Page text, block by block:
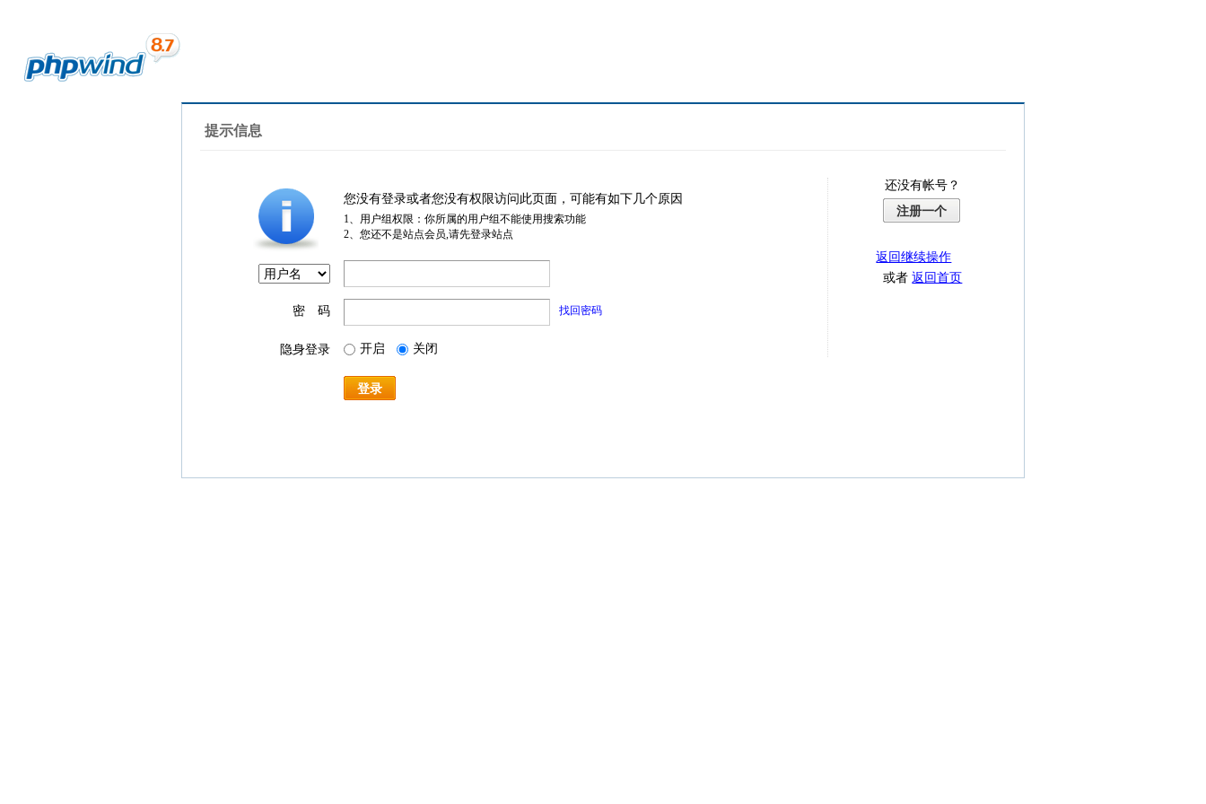
提示信息
您没有登录或者您没有权限访问此页面，可能有如下几个原因
1、用户组权限：你所属的用户组不能使用搜索功能
2、您还不是站点会员,请先登录站点
密 码 找回密码
隐身登录 开启 关闭
登录
还没有帐号？
注册一个
返回继续操作
或者返回首页